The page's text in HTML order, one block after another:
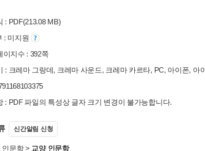
: PDF(213.08 MB)
: 미지원
이지수 : 392쪽
: 크레마 그랑데, 크레마 사운드, 크레마 카르타, PC, 아이폰, 아
: PDF 파일의 특성상 글자 크기 변경이 불가능합니다.
신간알림 신청
인문학> 교양 인문학